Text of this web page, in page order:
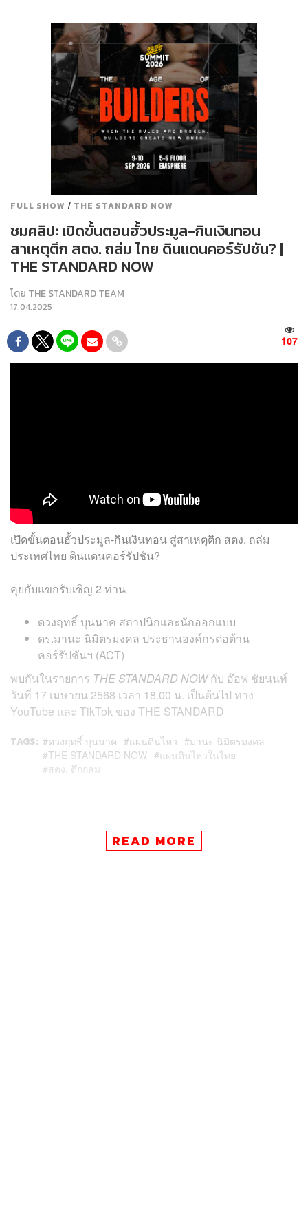
FULL SHOW / THE STANDARD NOW
ชมคลิป: เปิดขั้นตอนฮั้วประมูล-กินเงินทอน
สาเหตุตึก สตง. ถล่ม ไทย ดินแดนคอร์รัปชัน? |
THE STANDARD NOW
โดย THE STANDARD TEAM
17.04.2025
107
เปิดขั้นตอนฮั้วประมูล-กินเงินทอน สู่สาเหตุตึก สตง. ถล่ม
ประเทศไทย ดินแดนคอร์รัปชัน?
คุยกับแขกรับเชิญ 2 ท่าน
ดวงฤทธิ์ บุนนาค สถาปนิกและนักออกแบบ
ดร.มานะ นิมิตรมงคล ประธานองค์กรต่อต้าน
คอร์รัปชันฯ (ACT)
พบกันในรายการ THE STANDARD NOWกับ อ๊อฟ ชัยนนท์
วันที่ 17 เมษายน 2568 เวลา 18.00 น. เป็นต้นไป ทาง
YouTube และ TikTok ของ THE STANDARD
TAGS: ดวงฤทธิ์ บุนนาค แผ่นดินไหว
มานะ นิมิตรมงคล
THE STANDARD NOW
แผ่นดินไหวในไทย
สตง. ตึกถล่ม
READ MORE